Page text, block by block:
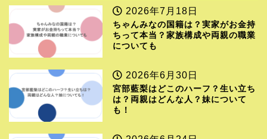
2026年7月18日
ちゃんみなの国籍は？実家がお金持
ちって本当？家族構成や両親の職業
についても
2026年6月30日
宮部藍梨はどこのハーフ？生い立ち
は？両親はどんな人？妹について
も！